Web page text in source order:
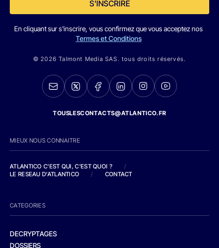
S'INSCRIRE
En cliquant sur s'inscrire, vous confirmez que vous acceptez nos
Termes et Conditions
© 2026 Talmont Media SAS. tous droits réservés.
TOUSLESCONTACTS@ATLANTICO.FR
MIEUX NOUS CONNAITRE
ATLANTICO C'EST QUI, C'EST QUOI ?
/
LE RESEAU D'ATLANTICO
/ CONTACT
CATEGORIES
DECRYPTAGES
DOSSIERS